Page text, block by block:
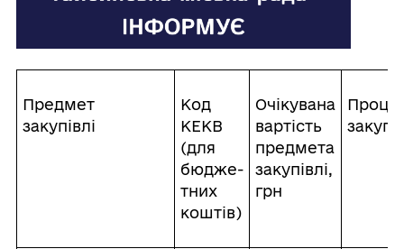
Предмет
закупівлі
Код
КЕКВ
(для
бюдже-
тних
коштів)
Очікувана
вартість
предмета
закупівлі,
грн